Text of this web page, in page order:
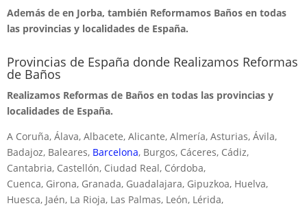
Además de en Jorba, también Reformamos Baños en todas
las provincias y localidades de España.
Provincias de España donde Realizamos Reformas
de Baños
Realizamos Reformas de Baños en todas las provincias y
localidades de España.
A Coruña, Álava, Albacete, Alicante, Almería, Asturias, Ávila,
Badajoz, Baleares, Barcelona, Burgos, Cáceres, Cádiz,
Cantabria, Castellón, Ciudad Real, Córdoba,
Cuenca, Girona, Granada, Guadalajara, Gipuzkoa, Huelva,
Huesca, Jaén, La Rioja, Las Palmas, León, Lérida,